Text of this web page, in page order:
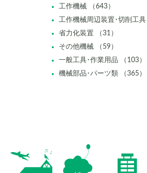
工作機械 （643）
工作機械周辺装置･切削工具
省力化装置 （31）
その他機械 （59）
一般工具･作業用品 （103）
機械部品･パーツ類 （365）